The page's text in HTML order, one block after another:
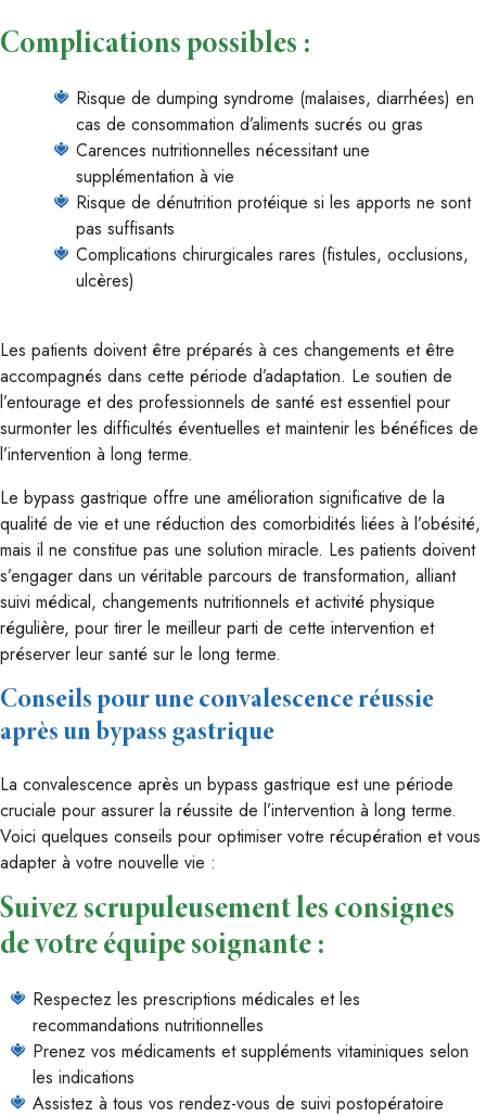
Complications possibles :
Risque de dumping syndrome (malaises, diarrhées) en
cas de consommation d’aliments sucrés ou gras
Carences nutritionnelles nécessitant une
supplémentation à vie
Risque de dénutrition protéique si les apports ne sont
pas suffisants
Complications chirurgicales rares (fistules, occlusions,
ulcères)
Les patients doivent être préparés à ces changements et être
accompagnés dans cette période d’adaptation. Le soutien de
l’entourage et des professionnels de santé est essentiel pour
surmonter les difficultés éventuelles et maintenir les bénéfices de
l’intervention à long terme.
Le bypass gastrique offre une amélioration significative de la
qualité de vie et une réduction des comorbidités liées à l’obésité,
mais il ne constitue pas une solution miracle. Les patients doivent
s’engager dans un véritable parcours de transformation, alliant
suivi médical, changements nutritionnels et activité physique
régulière, pour tirer le meilleur parti de cette intervention et
préserver leur santé sur le long terme.
Conseils pour une convalescence réussie
après un bypass gastrique
La convalescence après un bypass gastrique est une période
cruciale pour assurer la réussite de l’intervention à long terme.
Voici quelques conseils pour optimiser votre récupération et vous
adapter à votre nouvelle vie :
Suivez scrupuleusement les consignes
de votre équipe soignante :
Respectez les prescriptions médicales et les
recommandations nutritionnelles
Prenez vos médicaments et suppléments vitaminiques selon
les indications
Assistez à tous vos rendez-vous de suivi postopératoire